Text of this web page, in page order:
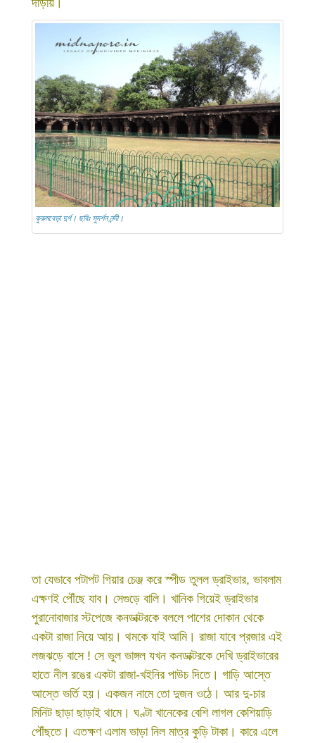
দাঁড়ায়।
কুরুমবেড়া দুর্গ। ছবিঃ সুদর্শন নন্দী।
তা যেভাবে পটাপট গিয়ার চেঞ্জ করে স্পীড তুলল ড্রাইভার, ভাবলাম
এক্ষণই পৌঁছে যাব। সেগুড়ে বালি। খানিক গিয়েই ড্রাইভার
পুরানোবাজার স্টপেজে কনডাক্টরকে বললে পাশের দোকান থেকে
একটা রাজা নিয়ে আয়। থমকে যাই আমি। রাজা যাবে প্রজার এই
লজঝড়ে বাসে ! সে ভুল ভাঙ্গল যখন কনডাক্টরকে দেখি ড্রাইভারের
হাতে নীল রঙের একটা রাজা-খইনির পাউচ দিতে। গাড়ি আস্তে
আস্তে ভর্তি হয়। একজন নামে তো দুজন ওঠে। আর দু-চার
মিনিট ছাড়া ছাড়াই থামে। ঘণ্টা খানেকের বেশি লাগল কেশিয়াড়ি
পৌঁছতে। এতক্ষণ এলাম ভাড়া নিল মাত্র কুড়ি টাকা। কারে এলে